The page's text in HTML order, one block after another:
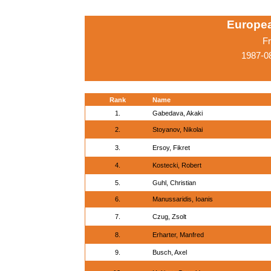
1987-
Rank
Name
1.
Gabedava, Akaki
2. Stoyanov, Nikolai
3. Ersoy, Fikret
4. Kostecki, Robert
5. Guhl, Christian
6. Manussaridis, Ioanis
7. Czug, Zsolt
8. Erharter, Manfred
9. Busch, Axel